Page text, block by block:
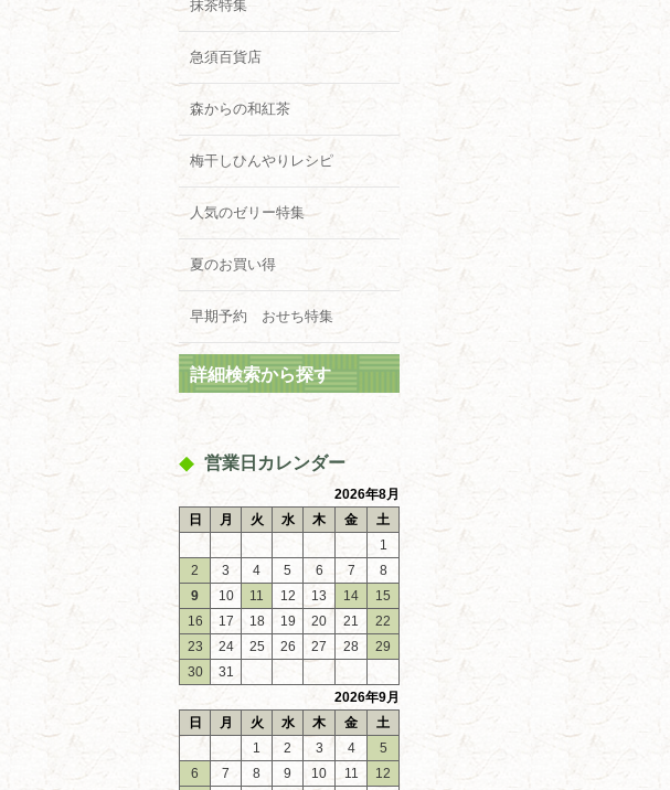
抹茶特集
急須百貨店
森からの和紅茶
梅干しひんやりレシピ
人気のゼリー特集
夏のお買い得
早期予約 おせち特集
詳細検索から探す
営業日カレンダー
2026年8月
日
月 火 水 木 金
土
1
2
3 4 5 6 7
8
9
10 11 12 13 14
15
16
17 18 19 20 21
22
23
24 25 26 27 28
29
30
31
2026年9月
日
月 火 水 木 金
土
1
2 3 4
5
6
7 8 9 10 11
12